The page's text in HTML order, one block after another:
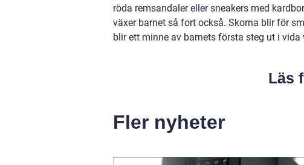
röda remsandaler eller sneakers med
växer barnet så fort också. Skorna blir för
blir ett minne av barnets första steg ut i vida
Läs
Fler nyheter